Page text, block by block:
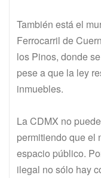
También está el
Ferrocarril de
los Pinos, donde
pese a que la ley
inmuebles.
La CDMX no
permitiendo que el
espacio público.
ilegal no sólo hay